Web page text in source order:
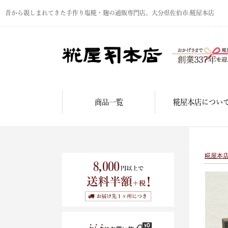
昔から親しまれてきた手作り塩糀・麹の通販専門店。大分県佐伯市:糀屋本店
商品一覧 糀屋本店につい
糀屋本